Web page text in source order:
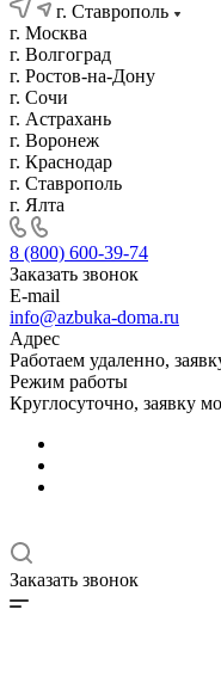
г. Ставрополь
г. Москва
г. Волгоград
г. Ростов-на-Дону
г. Сочи
г. Астрахань
г. Воронеж
г. Краснодар
г. Ставрополь
г. Ялта
8 (800) 600-39-74
Заказать звонок
E-mail
info@azbuka-doma.ru
Адрес
Работаем удаленно,
Режим работы
Круглосуточно, заявку
Заказать звонок